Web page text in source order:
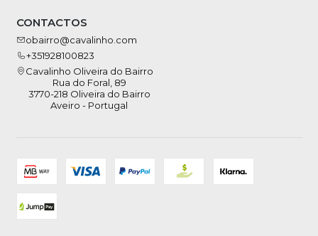
CONTACTOS
obairro@cavalinho.com
+351928100823
Cavalinho Oliveira do Bairro
Rua do Foral, 89
3770-218 Oliveira do Bairro
Aveiro - Portugal